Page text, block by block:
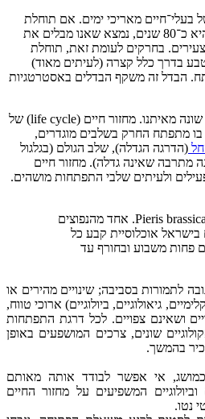
בעלי־חיים מאריכי ימים. אם תוחלת
חיים ממוצעת של אדם מודרני היא כ־80 שנים, נמצא שאנו מבלים את
בחרקים לעומת זאת, תוחלת
בדרך כלל קצרה (לעיתים מאוד)
הבדל זה משקף הבדלים באסטרטגיות
חרקים מתפתחים וגדלים באופן שונה מאיתנו. מחזור חיים (life cycle) של
בו מתפתח החרק בשלבים מוגדרים,
(הדרגה הגדלה), שלב הגולם (בגלגול
מתרבה שאינה גדלה). מחזור חיים
ולעיתים שלבי התפתחות מושהים.
לבנין הכרוב Pieris brassicae catoleuca. אחד מהנפוצים
אוכלוסיית קבע כל
פחות משבוע ובחורף עד
לתמורות בסביבה; שינויים מהירים או
גיאולוגיים, ביולוגיים) ארוכי טווח,
ושאינם צפויים. לכל דרגת התפתחות
שונים, צרכים המושפעים באופן
בהמשך.
אי אפשר לבודד אותה מאותם
המשפיעים על מחזור החיים
נטו.